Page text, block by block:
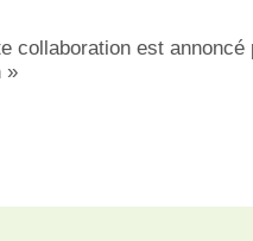
collaboration est
»